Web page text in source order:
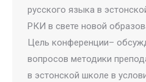
русского языка в
РКИ в свете новой
Цель конференции–
вопросов методики
в эстонской школе в